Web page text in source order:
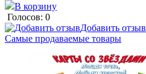
В корзину
Голосов: 0
Добавить отзыв
Самые продаваемые товары